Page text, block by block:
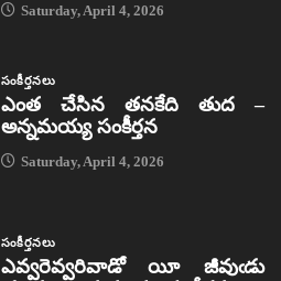
Saturday, April 4, 2026
సంకీర్తనలు
ఎంత చేసిన తనకేది తుద –
అన్నమయ్య సంకీర్తన
Saturday, April 4, 2026
సంకీర్తనలు
ఎవ్వరెవ్వరివాడో యీ జీవుఁడు